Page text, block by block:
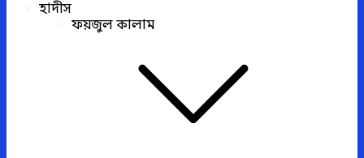
হাদীস
ফয়জুল কালাম